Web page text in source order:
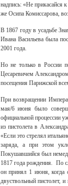
надпись: «Не прикасайся
же Осипа Комиссарова,
В 1867 году в усадьбе
Ивана Васильева была
2001 года.
Но не только в России
Цесаревичем
посещения Парижской
При возвращении
мая/6 июня было
официальной процессии
из пистолета в
«Если это стрелял
заряда, а при этом
Покушавшийся был
1817 года рождения. По
он принял 1 июня, когда
двуствольный пистолет,